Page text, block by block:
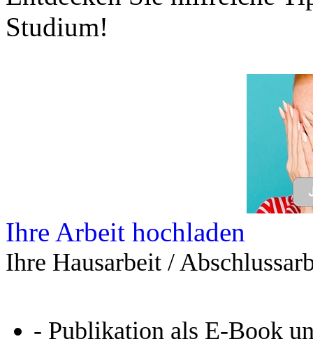
Studium!
Ihre Arbeit hochladen
Ihre Hausarbeit /
- Publikation als E-Book